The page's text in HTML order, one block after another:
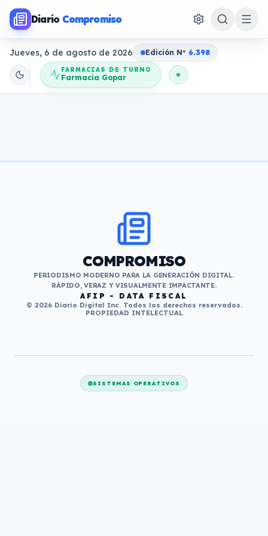
Diario Compromiso
Jueves, 6 de agosto de 2026 Edición No 6.398
FARMACIAS DE TURNO
Farmacia Gopar
COMPROMISO
PERIODISMO MODERNO PARA LA GENERACIÓN DIGITAL.
RÁPIDO, VERAZ Y VISUALMENTE IMPACTANTE.
AFIP - DATA FISCAL
© 2026 Diario Digital Inc. Todos los derechos reservados.
PROPIEDAD INTELECTUAL
SISTEMAS OPERATIVOS